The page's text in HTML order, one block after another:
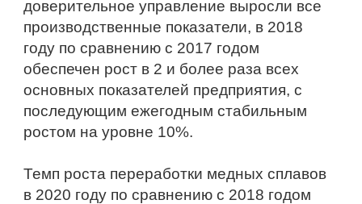
доверительное управление выросли все
производственные показатели, в 2018
году по сравнению с 2017 годом
обеспечен рост в 2 и более раза всех
основных показателей предприятия, с
последующим ежегодным стабильным
ростом на уровне 10%.
Темп роста переработки медных сплавов
в 2020 году по сравнению с 2018 годом